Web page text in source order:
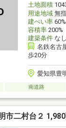
土地面積
用途地域無
建ぺい率60%
容積率200%
建築条件なし
名鉄名古
歩20分
愛知県豊
南道路
市二村台２